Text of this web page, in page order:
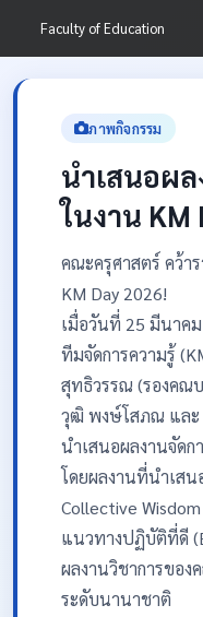
Faculty of Education
ภาพกิจกรรม
นำเสนอผ
ในงาน KM
คณะครุศาสตร์ คว้า
KM Day 2026!
เมื่อวันที่ 25 มีนาค
ทีมจัดการความรู้
สุทธิวรรณ (รองคณ
วุฒิ พงษ์โสภณ และ
นำเสนอผลงานจัดก
โดยผลงานที่นำเสน
Collective
แนวทางปฏิบัติที่ดี
ผลงานวิชาการของ
ระดับนานาชาติ